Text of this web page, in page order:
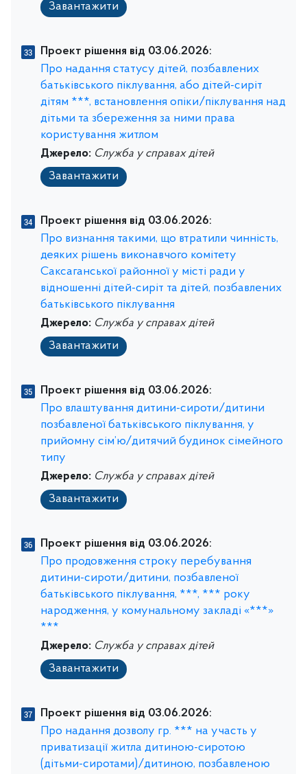
Завантажити
Проект рішення від 03.06.2026:
Про надання статусу дітей, позбавлених
батьківського піклування, або дітей-сиріт
дітям ***, встановлення опіки/піклування над
дітьми та збереження за ними права
користування житлом
Джерело: Служба у справах дітей
Завантажити
Проект рішення від 03.06.2026:
Про визнання такими, що втратили чинність,
деяких рішень виконавчого комітету
Саксаганської районної у місті ради у
відношенні дітей-сиріт та дітей, позбавлених
батьківського піклування
Джерело: Служба у справах дітей
Завантажити
Проект рішення від 03.06.2026:
Про влаштування дитини-сироти/дитини
позбавленої батьківського піклування, у
прийомну сім’ю/дитячий будинок сімейного
типу
Джерело: Служба у справах дітей
Завантажити
Проект рішення від 03.06.2026:
Про продовження строку перебування
дитини-сироти/дитини, позбавленої
батьківського піклування, ***, *** року
народження, у комунальному закладі «***»
***
Джерело: Служба у справах дітей
Завантажити
Проект рішення від 03.06.2026:
Про надання дозволу гр. *** на участь у
приватизації житла дитиною-сиротою
(дітьми-сиротами)/дитиною, позбавленою